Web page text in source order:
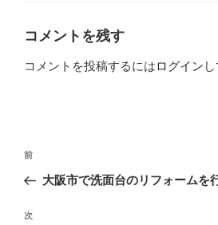
コメントを残す
コメントを投稿するにはログイン
投
ナ
ビ
過
去
投
前
大阪市で洗面台のリフォームを
次
次